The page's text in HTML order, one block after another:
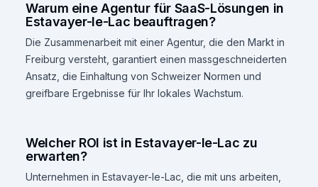
Warum eine Agentur für SaaS-Lösungen in
Estavayer-le-Lac beauftragen?
Die Zusammenarbeit mit einer Agentur, die den Markt in
Freiburg versteht, garantiert einen massgeschneiderten
Ansatz, die Einhaltung von Schweizer Normen und
greifbare Ergebnisse für Ihr lokales Wachstum.
Welcher ROI ist in Estavayer-le-Lac zu
erwarten?
Unternehmen in Estavayer-le-Lac, die mit uns arbeiten,